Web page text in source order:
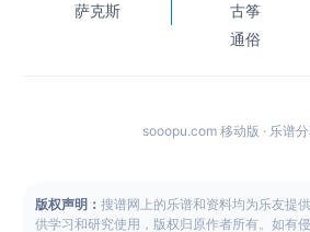
萨克斯
古筝
通俗
sooopu.com 移动版 · 乐谱
版权声明： 搜谱网上的乐谱和资料均为乐友提
供学习和研究使用，版权归原作者所有。如有